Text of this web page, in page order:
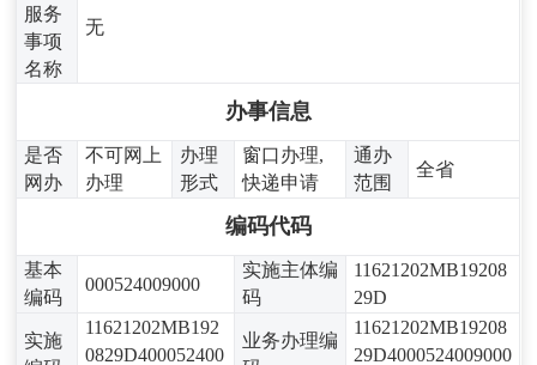
服务
事项
名称
无
办事信息
是否
网办
不可网上
办理
办理
形式
窗口办理,
快递申请
通办
范围
全省
编码代码
基本
编码
000524009000
实施主体编
码
11621202MB19208
29D
实施
11621202MB192
0829D400052400
业务办理编
11621202MB19208
29D4000524009000